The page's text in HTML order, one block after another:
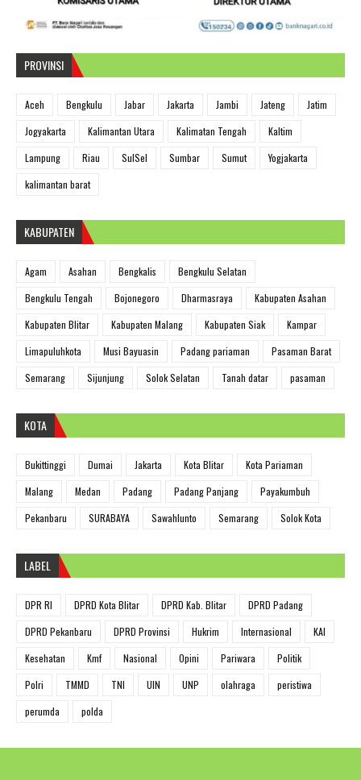
PROVINSI
Aceh Bengkulu Jabar Jakarta Jambi Jateng
Jatim
Jogyakarta
Kalimantan Utara Kalimatan Tengah
Kaltim
Lampung
Riau SulSel Sumbar Sumut
Yogjakarta
kalimantan barat
KABUPATEN
Agam Asahan Bengkalis
Bengkulu Selatan
Bengkulu Tengah
Bojonegoro Dharmasraya
Kabupaten Asahan
Kabupaten Blitar
Kabupaten Malang Kabupaten Siak
Kampar
Limapuluhkota
Musi Bayuasin Padang pariaman
Pasaman Barat
Semarang
Sijunjung Solok Selatan Tanah datar pasaman
KOTA
Bukittinggi Dumai Jakarta Kota Blitar
Kota Pariaman
Malang
Medan Padang Padang Panjang
Payakumbuh
Pekanbaru
SURABAYA Sawahlunto Semarang Solok Kota
LABEL
DPR RI DPRD Kota Blitar DPRD Kab. Blitar
DPRD Padang
DPRD Pekanbaru
DPRD Provinsi Hukrim Internasional
KAI
Kesehatan
Kmf Nasional Opini Pariwara
Politik
Polri
TMMD TNI UIN UNP olahraga
peristiwa
perumda
polda